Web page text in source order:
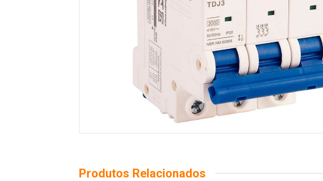
Produtos Relacionados